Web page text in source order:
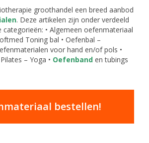
groothandel een breed aanbod
. Deze artikelen zijn onder verdeeld
categorieën: • Algemeen oefenmateriaal
Toning bal • Oefenbal –
voor hand en/of pols •
– Yoga • Oefenband en tubings
bestellen!